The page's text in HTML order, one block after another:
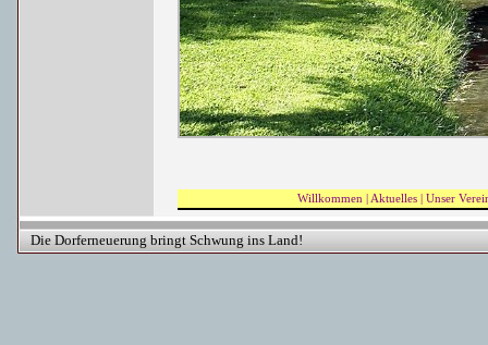
Willkommen | Aktuelles| Unser
Die Dorferneuerung bringt Schwung ins Land!